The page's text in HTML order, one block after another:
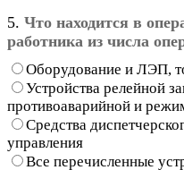
5. Что находится в
работника из числа
Оборудование и ЛЭП,
Устройства релейной
противоаварийной и
Средства
управления
Все перечисленные